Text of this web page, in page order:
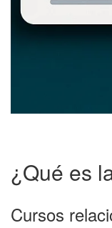
¿Qué es
Cursos